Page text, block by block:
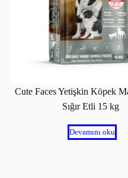
Cute Faces Yetişkin Köpek
Sığır Etli 15 kg
Devamını oku